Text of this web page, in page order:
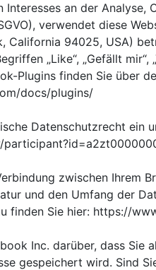
an der
verwendet diese
California 94025, USA)
„Like“, „Gefällt mir“,
Plugins finden Sie über
docs/plugins/
Datenschutzrecht
zwischen Ihrem
und den Umfang der
finden Sie hier: https://
Inc. darüber, dass Sie
gespeichert wird. Sind